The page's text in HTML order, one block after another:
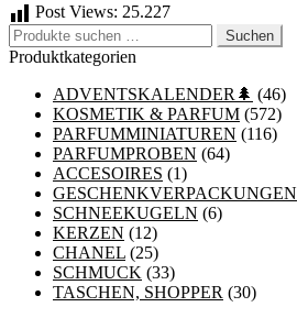
Post Views: 25.227
Suchen
nach:
Suchen
Produktkategorien
ADVENTSKALENDER🌲 (46)
KOSMETIK & PARFUM (572)
PARFUMMINIATUREN (116)
PARFUMPROBEN (64)
ACCESOIRES (1)
GESCHENKVERPACKUNGEN
SCHNEEKUGELN (6)
KERZEN (12)
CHANEL (25)
SCHMUCK (33)
TASCHEN, SHOPPER (30)